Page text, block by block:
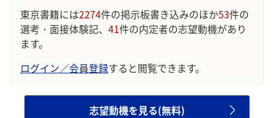
東京書籍には2274件の掲示板書き込みのほか53件の
選考・面接体験記、 41件の内定者の志望動機があり
ます。
ログイン／会員登録すると閲覧できます。
志望動機を見る(無料)